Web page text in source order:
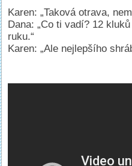
Karen: „Taková otrava,
Dana: „Co ti vadí? 12
ruku.“
Karen: „Ale nejlepšího